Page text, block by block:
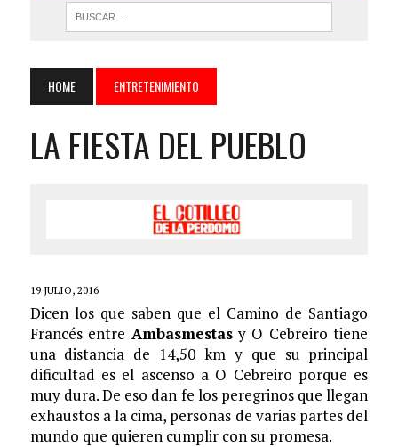
HOME ENTRETENIMIENTO
LA FIESTA DEL PUEBLO
19 JULIO, 2016
Dicen los que saben que el Camino de Santiago
Francés entre Ambasmestasy O Cebreiro tiene
una distancia de 14,50 km y que su principal
dificultad es el ascenso a O Cebreiro porque es
muy dura. De eso dan fe los peregrinos que llegan
exhaustos a la cima, personas de varias partes del
mundo que quieren cumplir con su promesa.